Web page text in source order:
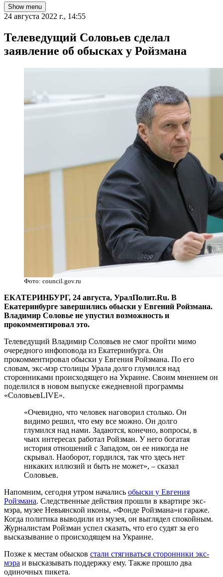
Show menu
24 августа 2022 г., 14:55
Телеведущий Соловьев сделал
заявление об обысках у Ройзмана
Фото: council.gov.ru
​ЕКАТЕРИНБУРГ, 24 августа, УралПолит.Ru. В
Екатеринбурге завершились обыски у Евгений Ройзмана.
Владимир Соловье не упустил возможность и
прокомментировал это.
Телеведущий Владимир Соловьев не смог пройти мимо
очередного инфоповода из Екатеринбурга. Он
прокомментировал обыски у Евгения Ройзмана. По его
словам, экс-мэр столицы Урала долго глумился над
сторонниками происходящего на Украине. Своим мнением он
поделился в новом выпуске ежедневной программы
«СоловьевLIVE».
«Очевидно, что человек наговорил столько. Он
видимо решил, что ему все можно. Он долго
глумился над нами. Задаются, конечно, вопросы, в
чьих интересах работал Ройзман. У него богатая
история отношений с Западом, он ее никогда не
скрывал. Наоборот, гордился, так что здесь нет
никаких иллюзий и быть не может», – сказал
Соловьев.
Напомним, сегодня утром начались обыски у Евгения
Ройзмана. Следственные действия прошли в квартире экс-
мэра, музее Невьянской иконы, «Фонде Ройзмана»и гараже.
Когда политика выводили из музея, он выглядел спокойным.
Журналистам Ройзман успел сказать, что его судят за его
высказывание о происходящем на Украине.
Позже к местам обысков стали стягиваться сторонники экс-
мэра и высказывать поддержку ему. Также прошло два
одиночных пикета.